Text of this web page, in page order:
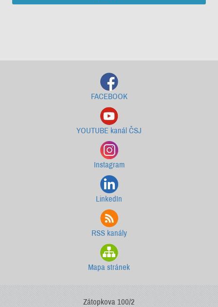
FACEBOOK
YOUTUBE kanál ČSJ
Instagram
LinkedIn
RSS kanály
Mapa stránek
Zátopkova 100/2